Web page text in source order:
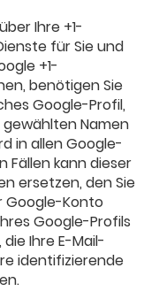
Ihre +1-
für Sie und
+1-
benötigen Sie
Google-Profil,
Namen
in allen Google-
Fällen kann dieser
ersetzen, den Sie
Google-Konto
Google-Profils
Ihre E-Mail-
identifizierende